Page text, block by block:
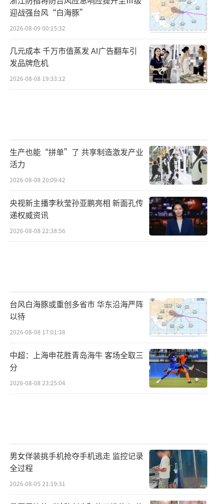
迎战强台风“白海豚”
2026-08-09 00:15:32
几元成本 千万市值蒸发 AI广告翻车引
发品牌危机
2026-08-08 19:33:12
生产也能“拼单”了 共享制造激发产业
活力
2026-08-08 20:09:42
央视新主播李秋莹孙亚鹏亮相 新面孔传
递权威资讯
2026-08-08 22:38:56
台风白海豚或重创多省市 华东沿海严阵
以待
2026-08-08 17:01:38
中超：上海申花胜青岛海牛 客场全取三
分
2026-08-08 23:25:04
男女佯装挑手机抢夺手机逃走 监控记录
全过程
2026-08-05 21:19:31